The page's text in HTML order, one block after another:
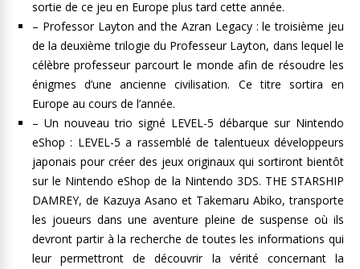
sortie de ce jeu en Europe plus tard cette année.
– Professor Layton and the Azran Legacy : le troisième jeu
de la deuxième trilogie du Professeur Layton, dans lequel le
célèbre professeur parcourt le monde afin de résoudre les
énigmes d’une ancienne civilisation. Ce titre sortira en
Europe au cours de l’année.
– Un nouveau trio signé LEVEL-5 débarque sur Nintendo
eShop : LEVEL-5 a rassemblé de talentueux développeurs
japonais pour créer des jeux originaux qui sortiront bientôt
sur le Nintendo eShop de la Nintendo 3DS. THE STARSHIP
DAMREY, de Kazuya Asano et Takemaru Abiko, transporte
les joueurs dans une aventure pleine de suspense où ils
devront partir à la recherche de toutes les informations qui
leur permettront de découvrir la vérité concernant la